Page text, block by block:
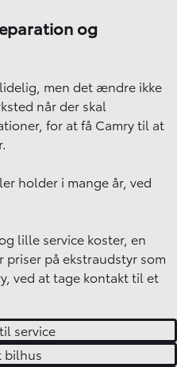
og
men det ændre ikke
når der skal
for at få Camry til at
holder i mange år, ved
lille service koster, en
på ekstraudstyr som
ved at tage kontakt til et
service
bilhus